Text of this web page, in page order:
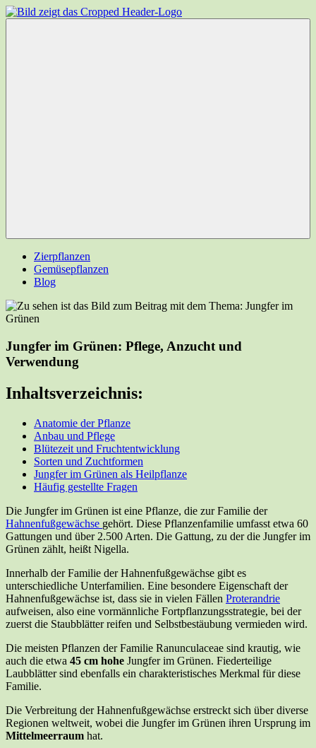
Zum
Inhalt
Zierpflanzen
Gemüsepflanzen
Blog
Jungfer im Grünen: Pflege, Anzucht und
Verwendung
Inhaltsverzeichnis:
Anatomie der Pflanze
Anbau und Pflege
Blütezeit und Fruchtentwicklung
Sorten und Zuchtformen
Jungfer im Grünen als Heilpflanze
Häufig gestellte Fragen
Die Jungfer im Grünen ist eine Pflanze, die zur Familie der
Hahnenfußgewächse gehört. Diese Pflanzenfamilie umfasst etwa 60
Gattungen und über 2.500 Arten. Die Gattung, zu der die Jungfer im
Grünen zählt, heißt Nigella.
Innerhalb der Familie der Hahnenfußgewächse gibt es
unterschiedliche Unterfamilien. Eine besondere Eigenschaft der
Hahnenfußgewächse ist, dass sie in vielen Fällen Proterandrie
aufweisen, also eine vormännliche Fortpflanzungsstrategie, bei der
zuerst die Staubblätter reifen und Selbstbestäubung vermieden wird.
Die meisten Pflanzen der Familie Ranunculaceae sind krautig, wie
auch die etwa 45 cm hohe Jungfer im Grünen. Fiederteilige
Laubblätter sind ebenfalls ein charakteristisches Merkmal für diese
Familie.
Die Verbreitung der Hahnenfußgewächse erstreckt sich über diverse
Regionen weltweit, wobei die Jungfer im Grünen ihren Ursprung im
Mittelmeerraum hat.